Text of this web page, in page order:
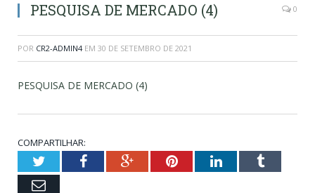
PESQUISA DE MERCADO (4) 0
POR CR2-ADMIN4 EM 30 DE SETEMBRO DE 2021
PESQUISA DE MERCADO (4)
COMPARTILHAR:
TwitterFacebookGoogle+PinterestLinkedInTumblr
Email